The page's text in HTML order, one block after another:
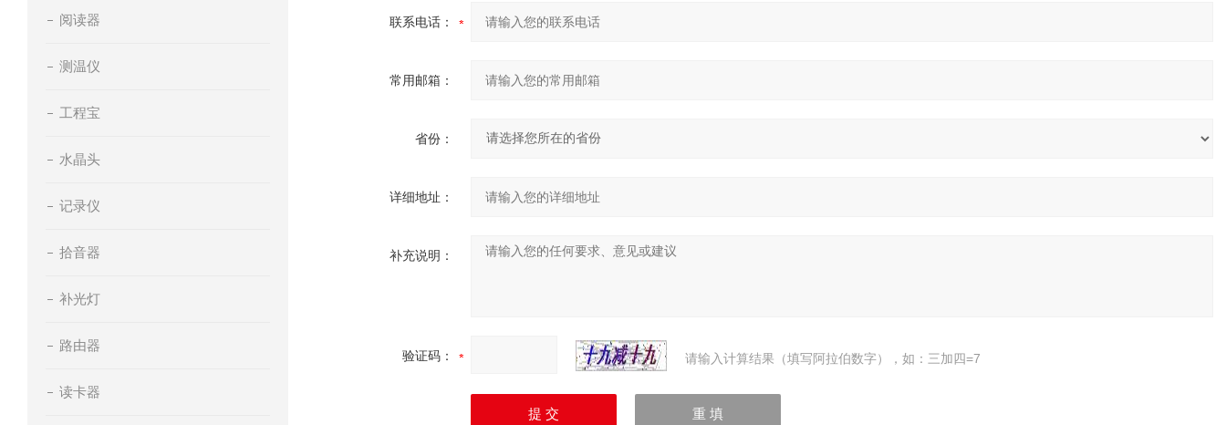
阅读器
测温仪
工程宝
水晶头
记录仪
拾音器
补光灯
路由器
读卡器
联系电话：
常用邮箱：
省份：
详细地址：
补充说明：
验证码： 请输入计算结果（填写阿拉伯数字），如：三加四=7